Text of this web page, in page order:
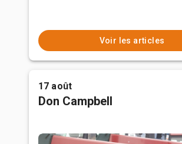
Voir les articles
17 août
Don Campbell